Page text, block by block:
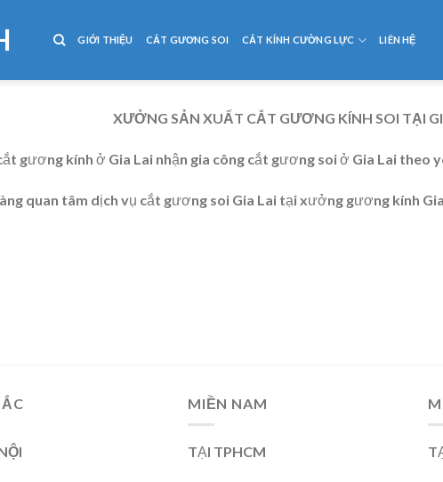
GIỚI THIỆU CẮT GƯƠNG SOI CẮT KÍNH CƯỜNG LỰC LIÊN HỆ
XƯỞNG SẢN XUẤT CẮT GƯƠNG KÍNH SOI TẠI
gương kính ở Gia Lai nhận gia công cắt gương soi ở Gia Lai theo
quan tâm dịch vụ cắt gương soi Gia Lai tại xưởng gương kính Gia
MIỀN NAM
TẠI TPHCM